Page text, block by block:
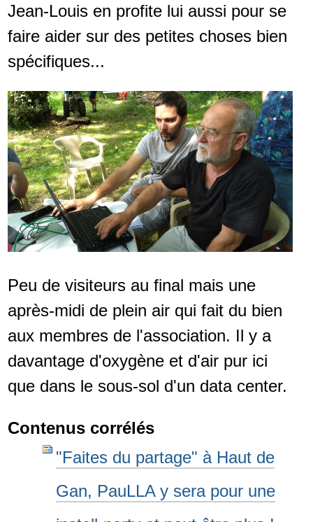
Jean-Louis en profite lui aussi pour se
faire aider sur des petites choses bien
spécifiques...
Peu de visiteurs au final mais une
après-midi de plein air qui fait du bien
aux membres de l'association. Il y a
davantage d'oxygène et d'air pur ici
que dans le sous-sol d'un data center.
Contenus corrélés
"Faites du partage" à Haut de
Gan, PauLLA y sera pour une